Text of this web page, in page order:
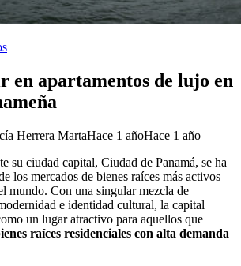
en apartamentos de lujo en
Herrera MartaHace 1 añoHace 1 año
su ciudad capital, Ciudad de Panamá, se ha
los mercados de bienes raíces más activos
mundo. Con una singular mezcla de
e identidad cultural, la capital
un lugar atractivo para aquellos que
raíces residenciales con alta demanda